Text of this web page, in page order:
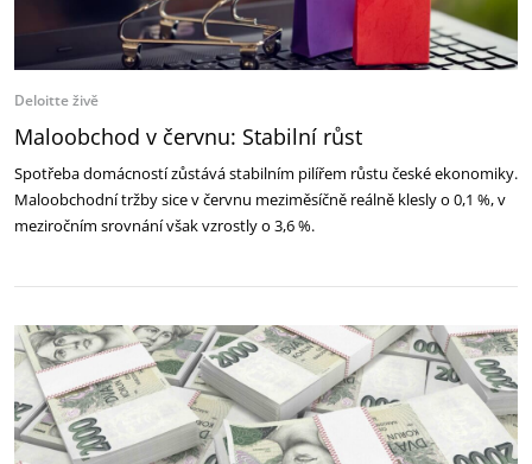
Deloitte živě
Maloobchod v červnu: Stabilní růst
Spotřeba domácností zůstává stabilním pilířem růstu české ekonomiky.
Maloobchodní tržby sice v červnu meziměsíčně reálně klesly o 0,1 %, v
meziročním srovnání však vzrostly o 3,6 %.